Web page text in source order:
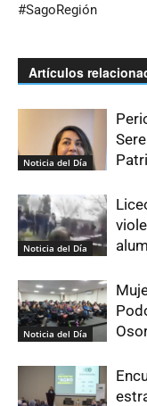
#SagoRegión
Artículos
Noticia del Día
Noticia del Día
Noticia del Día